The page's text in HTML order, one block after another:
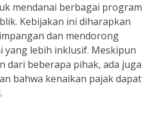
mendanai berbagai program
Kebijakan ini diharapkan
dan mendorong
lebih inklusif. Meskipun
dari beberapa pihak, ada juga
bahwa kenaikan pajak dapat